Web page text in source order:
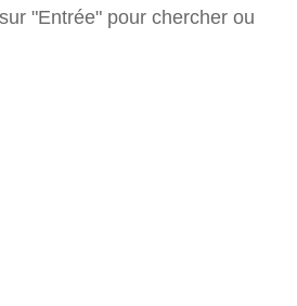
"Entrée" pour chercher ou